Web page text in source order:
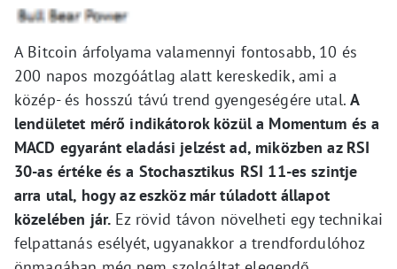
A Bitcoin árfolyama valamennyi fontosabb, 10 és
200 napos mozgóátlag alatt kereskedik, ami a
közép- és hosszú távú trend gyengeségére utal.A
lendületet mérő indikátorok közül a Momentum és a
MACD egyaránt eladási jelzést ad, miközben az RSI
30-as értéke és a Stochasztikus RSI 11-es szintje
arra utal, hogy az eszköz már túladott állapot
közelében jár. Ez rövid távon növelheti egy technikai
felpattanás esélyét, ugyanakkor a trendfordulóhoz